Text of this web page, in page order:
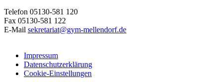
Telefon 05130-581 120
Fax 05130-581 122
E-Mail sekretariat@gym-mellendorf.de
Impressum
Datenschutzerklärung
Cookie-Einstellungen